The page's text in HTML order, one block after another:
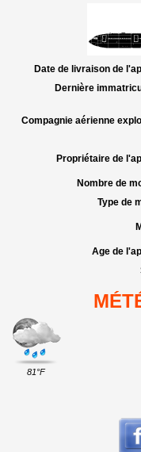
Date de livraison de
Dernière
Compagnie aérienne
Propriétaire de
Nombre de
Type de
Age de
81°F